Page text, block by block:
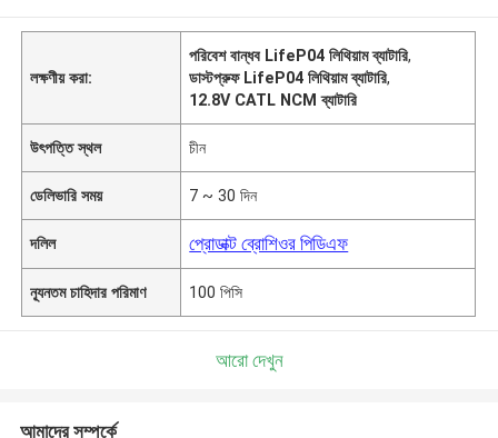
লক্ষণীয় করা:
পরিবেশ বান্ধব LifeP04 লিথিয়াম ব্যাটারি,
ডাস্টপ্রুফ LifeP04 লিথিয়াম ব্যাটারি,
12.8V CATL NCM ব্যাটারি
উৎপত্তি স্থল চীন
ডেলিভারি সময় 7 ~ 30 দিন
দলিল প্রোডাক্ট ব্রোশিওর পিডিএফ
ন্যূনতম চাহিদার পরিমাণ 100 পিসি
আরো দেখুন
আমাদের সম্পর্কে